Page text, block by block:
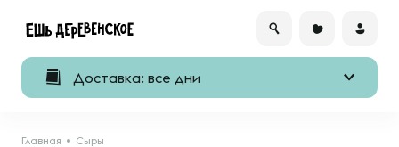
Доставка: все дни
Главная Сыры